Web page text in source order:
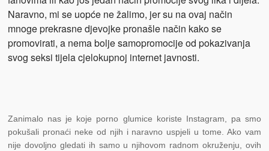
Naravno, mi se uopće ne žalimo, jer su na ovaj način
mnoge prekrasne djevojke pronašle način kako se
promovirati, a nema bolje samopromocije od pokazivanja
svog seksi tijela cjelokupnoj internet javnosti.
Zanimalo nas je koje porno glumice koriste Instagram, pa smo
pokušali pronaći neke od njih i naravno uspjeli u tome. Ako vam
nije dovoljno gledati ih samo u njihovom radnom okruženju, ovih